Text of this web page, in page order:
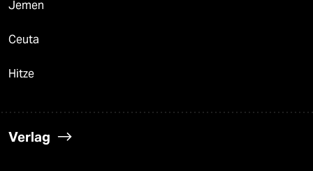
Jemen
Ceuta
Hitze
Verlag